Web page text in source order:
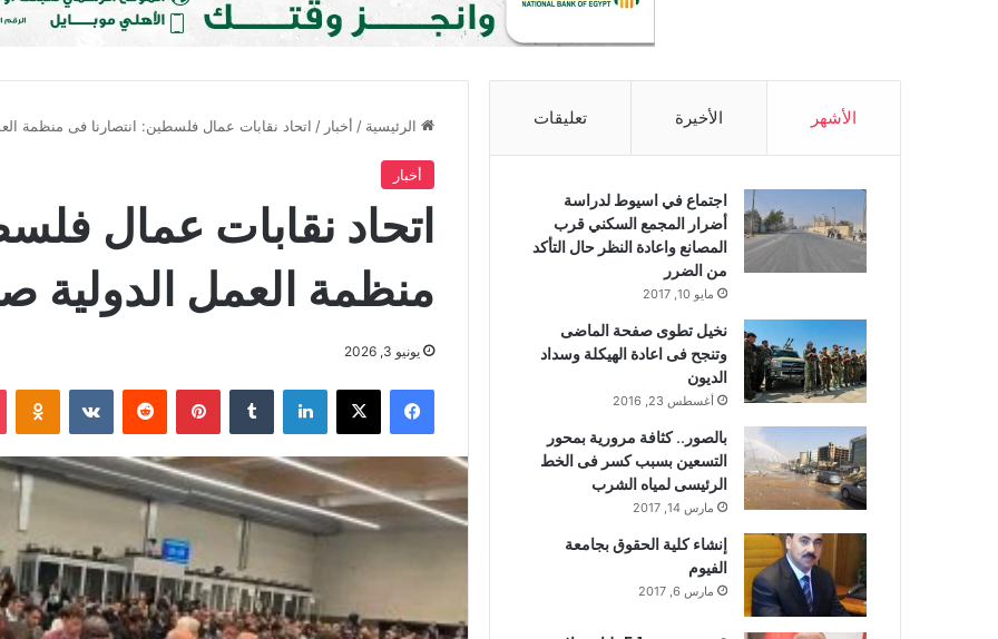
الرئيسية / أخبار / اتحاد نقابات عمال فلسطين: انتصارنا فى منظمة
أخبار
اتحاد نقابات عمال
منظمة العمل الدولية
يونيو 3, 2026
فيسبوك X لينكدإن بينتيريست
الأشهر الأخيرة تعليقات
اجتماع في اسيوط لدراسة
أضرار المجمع السكني قرب
المصانع واعادة النظر حال التأكد
من الضرر
مايو 10, 2017
نخيل تطوى صفحة الماضى
وتنجح فى اعادة الهيكلة وسداد
الديون
أغسطس 23, 2016
بالصور.. كثافة مرورية بمحور
التسعين بسبب كسر فى الخط
الرئيسى لمياه الشرب
مارس 14, 2017
إنشاء كلية الحقوق بجامعة
الفيوم
مارس 6, 2017